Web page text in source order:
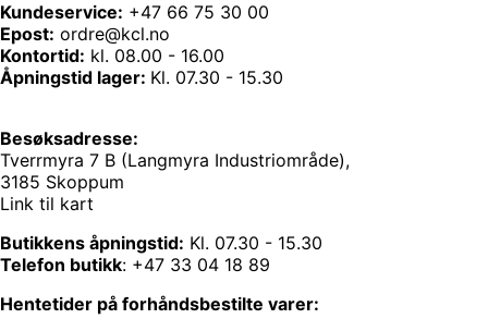
Kundeservice: +47 66 75 30 00
Epost: ordre@kcl.no
Kontortid: kl. 08.00 - 16.00
Åpningstid lager: Kl. 07.30 - 15.30
Besøksadresse:
Tverrmyra 7 B (Langmyra Industriområde),
3185 Skoppum
Link til kart
Butikkens åpningstid: Kl. 07.30 - 15.30
Telefon butikk: +47 33 04 18 89
Hentetider på forhåndsbestilte varer: